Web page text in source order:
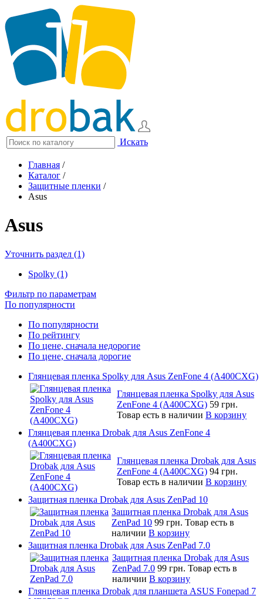
Искать
Главная /
Каталог /
Защитные пленки /
Asus
Asus
Уточнить раздел (1)
Spolky (1)
Фильтр по параметрам
По популярности
По популярности
По рейтингу
По цене, сначала недорогие
По цене, сначала дорогие
Глянцевая пленка Spolky для Asus ZenFone 4 (A400CXG)
Глянцевая пленка Spolky для Asus
ZenFone 4 (A400CXG) 59 грн.
Товар есть в наличии В корзину
Глянцевая пленка Drobak для Asus ZenFone 4
(A400CXG)
Глянцевая пленка Drobak для Asus
ZenFone 4 (A400CXG) 94 грн.
Товар есть в наличии В корзину
Защитная пленка Drobak для Asus ZenPad 10
Защитная пленка Drobak для Asus
ZenPad 10 99 грн. Товар есть в
наличии В корзину
Защитная пленка Drobak для Asus ZenPad 7.0
Защитная пленка Drobak для Asus
ZenPad 7.0 99 грн. Товар есть в
наличии В корзину
Глянцевая пленка Drobak для планшета ASUS Fonepad 7